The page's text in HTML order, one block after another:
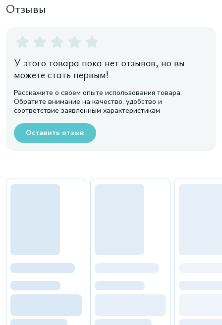
Отзывы
У этого товара пока нет отзывов, но вы
можете стать первым!
Расскажите о своем опыте использования товара.
Обратите внимание на качество, удобство и
соответствие заявленным характеристикам
Оставить отзыв